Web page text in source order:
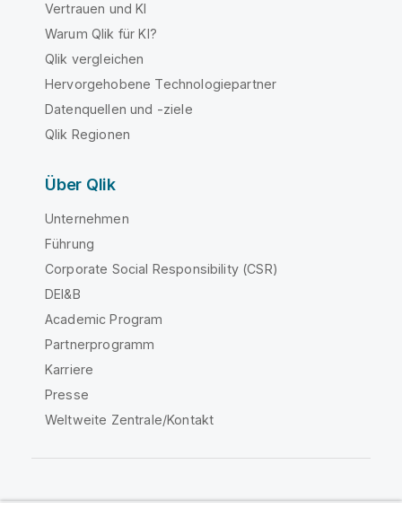
Vertrauen und KI
Warum Qlik für KI?
Qlik vergleichen
Hervorgehobene Technologiepartner
Datenquellen und -ziele
Qlik Regionen
Über Qlik
Unternehmen
Führung
Corporate Social Responsibility (CSR)
DEI&B
Academic Program
Partnerprogramm
Karriere
Presse
Weltweite Zentrale/Kontakt